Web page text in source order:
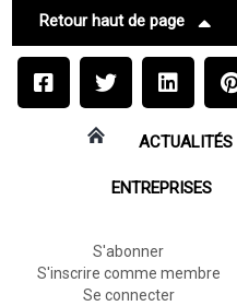
Retour haut de page
ACTUALITÉS
ENTREPRISES
S'abonner
S'inscrire comme membre
Se connecter